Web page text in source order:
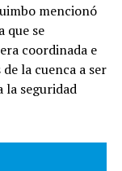
mencionó
que se
coordinada e
la cuenca a ser
la seguridad